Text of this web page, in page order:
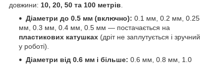
довжини: 10, 20, 50 та 100 метрів
Діаметри до 0.5 мм (включно): 0.1 мм, 0.2 мм, 0.25
мм, 0.3 мм, 0.4 мм, 0.5 мм — постачається на
пластикових катушках (дріт не заплутується і зручний
у роботі).
Діаметри від 0.6 мм і більше: 0.6 мм, 0.8 мм, 1.0